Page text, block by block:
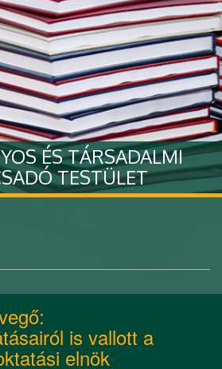
ÉS TÁRSADALMI
TESTÜLET
is vallott a
elnök